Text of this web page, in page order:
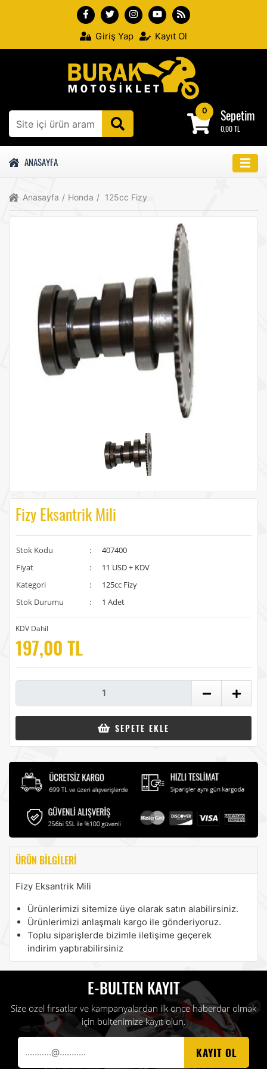
Giriş Yap Kayıt Ol
0 Sepetim
0,00 TL
ANASAYFA
Anasayfa / Honda / 125cc Fizy
Fizy Eksantrik Mili
Stok Kodu :
407400
Fiyat
:
11 USD + KDV
Kategori
:
125cc Fizy
Stok Durumu
: 1 Adet
KDV Dahil
197,00 TL
SEPETE EKLE
ÜRÜN BILGILERI
Fizy Eksantrik Mili
Ürünlerimizi sitemize üye olarak satın alabilirsiniz.
Ürünlerimizi anlaşmalı kargo ile gönderiyoruz.
Toplu siparişlerde bizimle iletişime geçerek
indirim yaptırabilirsiniz
E-BULTEN KAYIT
Size özel fırsatlar ve kampanyalardan ilk önce haberdar olmak
için bültenimize kayıt olun.
KAYIT OL